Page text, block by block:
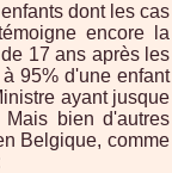
dont les cas
encore la
17 ans après les
95% d'une enfant
ayant jusque
bien d'autres
Belgique, comme